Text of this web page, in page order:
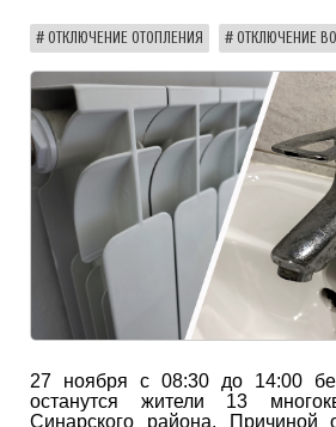
ОТКЛЮЧЕНИЕ ОТОПЛЕНИЯ ОТКЛЮЧЕНИЕ
27 ноября с 08:30 до 14:00
останутся жители 13
Синарского района. Причиной